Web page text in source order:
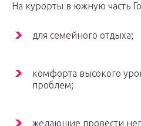
На курорты в южную часть
для семейного отдыха;
комфорта высокого
проблем;
желающие провести